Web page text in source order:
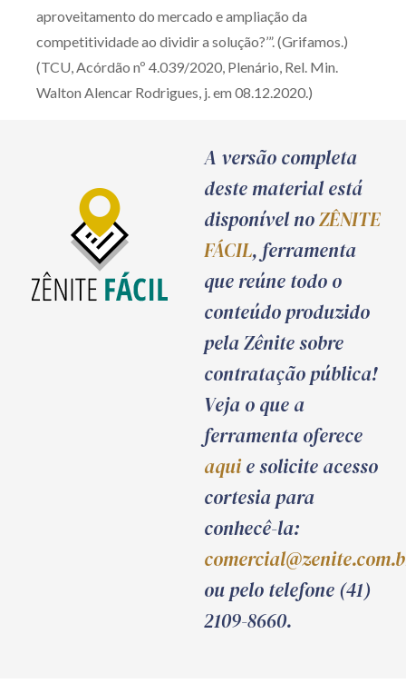
aproveitamento do mercado e ampliação da
competitividade ao dividir a solução?’”. (Grifamos.)
(TCU, Acórdão nº 4.039/2020, Plenário, Rel. Min.
Walton Alencar Rodrigues, j. em 08.12.2020.)
A versão completa
deste material está
disponível noZÊNITE
FÁCIL, ferramenta
que reúne todo o
conteúdo produzido
pela Zênite sobre
contratação pública!
Veja o que a
ferramenta oferece
aquie solicite acesso
cortesia para
conhecê-la:
ou pelo telefone (41)
2109-8660.